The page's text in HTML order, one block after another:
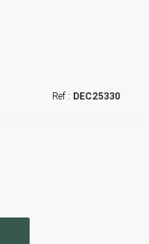
DEC25330